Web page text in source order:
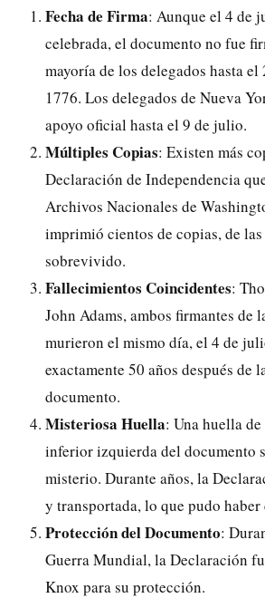
Fecha de Firma: Aunque el 4 de
celebrada, el documento no fue
mayoría de los delegados hasta el
1776. Los delegados de Nueva
apoyo oficial hasta el 9 de julio.
Múltiples Copias: Existen más
Declaración de Independencia
Archivos Nacionales de
imprimió cientos de copias, de
sobrevivido.
Fallecimientos Coincidentes:
John Adams, ambos firmantes de
murieron el mismo día, el 4 de
exactamente 50 años después de
documento.
Misteriosa Huella: Una huella
inferior izquierda del documento
misterio. Durante años, la
y transportada, lo que pudo haber
Protección del Documento:
Guerra Mundial, la Declaración
Knox para su protección.